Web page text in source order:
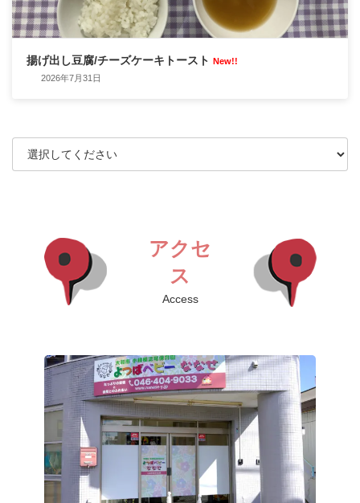
揚げ出し豆腐/チーズケーキトースト New!!
2026年7月31日
アクセ
ス
Access